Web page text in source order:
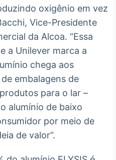
Widgets
Componentes
para conteúdos e
funcionalidades
Broadcast
Wallboard
Conteúdos e
dados para
displays e telas
oxigênio em vez
Vice-Presidente
da Alcoa. “Essa
a Unilever marca a
chega aos
embalagens de
para o lar –
alumínio de baixo
por meio de
de valor”.